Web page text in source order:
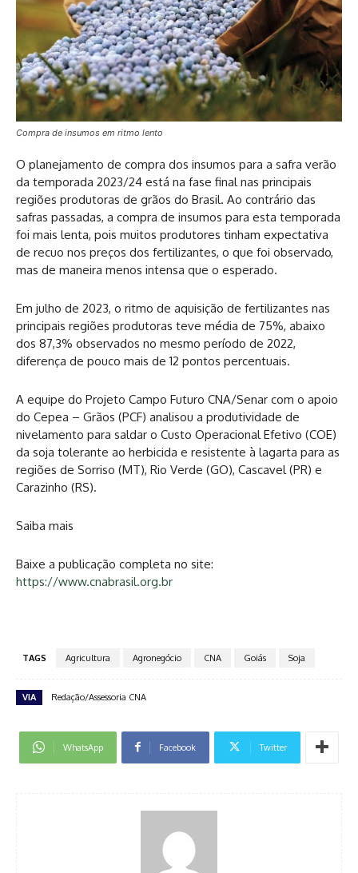
Compra de insumos em ritmo lento
O planejamento de compra dos insumos para a safra verão
da temporada 2023/24 está na fase final nas principais
regiões produtoras de grãos do Brasil. Ao contrário das
safras passadas, a compra de insumos para esta temporada
foi mais lenta, pois muitos produtores tinham expectativa
de recuo nos preços dos fertilizantes, o que foi observado,
mas de maneira menos intensa que o esperado.
Em julho de 2023, o ritmo de aquisição de fertilizantes nas
principais regiões produtoras teve média de 75%, abaixo
dos 87,3% observados no mesmo período de 2022,
diferença de pouco mais de 12 pontos percentuais.
A equipe do Projeto Campo Futuro CNA/Senar com o apoio
do Cepea – Grãos (PCF) analisou a produtividade de
nivelamento para saldar o Custo Operacional Efetivo (COE)
da soja tolerante ao herbicida e resistente à lagarta para as
regiões de Sorriso (MT), Rio Verde (GO), Cascavel (PR) e
Carazinho (RS).
Saiba mais
Baixe a publicação completa no site:
https://www.cnabrasil.org.br
TAGS Agricultura Agronegócio CNA Goiás Soja
VIA Redação/Assessoria CNA
WhatsApp Facebook Twitter